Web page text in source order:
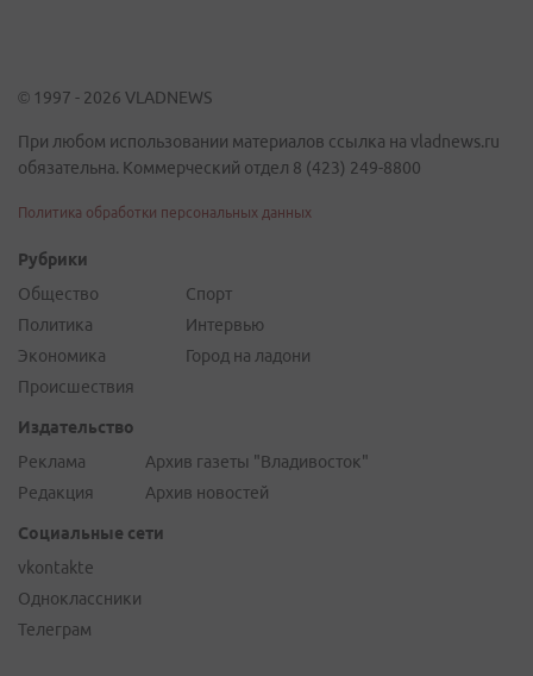
© 1997 - 2026 VLADNEWS
При любом использовании материалов ссылка на vladnews.ru
обязательна. Коммерческий отдел 8 (423) 249-8800
Политика обработки персональных данных
Рубрики
Общество
Политика
Экономика
Происшествия
Спорт
Интервью
Город на ладони
Издательство
Реклама
Редакция
Архив газеты "Владивосток"
Архив новостей
Социальные сети
vkontakte
Одноклассники
Телеграм